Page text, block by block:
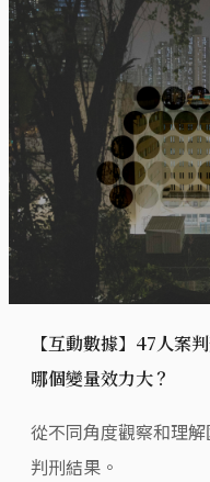
【互動數據】47人案
哪個變量效力大？
從不同角度觀察和理
判刑結果。